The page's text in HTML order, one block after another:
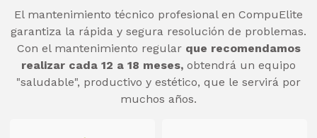
El mantenimiento técnico profesional en CompuElite
garantiza la rápida y segura resolución de problemas.
Con el mantenimiento regular que recomendamos
realizar cada 12 a 18 meses, obtendrá un equipo
"saludable", productivo y estético, que le servirá por
muchos años.